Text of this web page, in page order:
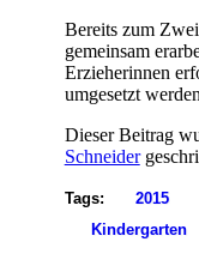
Bereits zum
gemeinsam
Erzieherinnen
umgesetzt
Dieser Beitrag
Schneider
Tags: 2015
Kindergarten